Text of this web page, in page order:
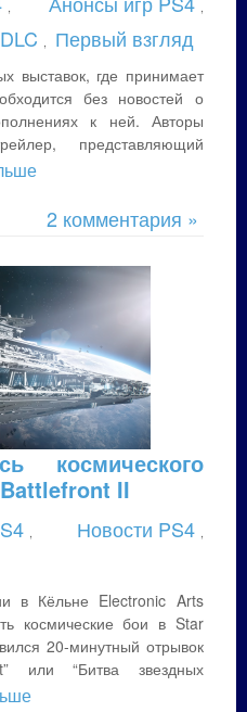
Первый взгляд
выставок, где принимает
без новостей о
к ней. Авторы
представляющий
2 комментария »
космического
II
Новости PS4
в Кёльне Electronic Arts
космические бои в Star
20-минутный отрывок
или “Битва звездных